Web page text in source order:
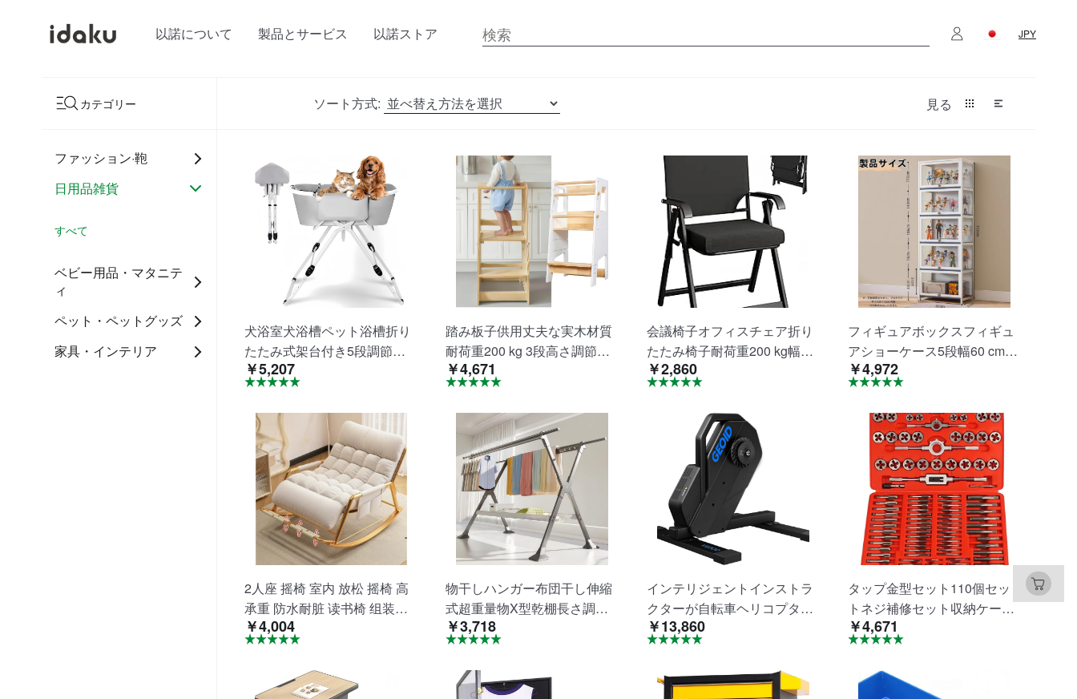
以諾について 製品とサービス 以諾ストア JPY
カテゴリー ソート方式: 見る
ファッション·鞄
日用品雑貨
すべて
ベビー用品・マタニテ
ィ
ペット・ペットグッズ
家具・インテリア
犬浴室犬浴槽ペット浴槽折り
たたみ式架台付き5段調節猫
犬浴槽帯排水プラグ大容量収
納コンパクト携帯型浸漬洗浄
耐摩耗防水室外使用に適して
いる
￥5,207
踏み板子供用丈夫な実木材質
耐荷重200 kg 3段高さ調節可
能はしご子供踏み台子供用補
助台はしごトイレ手洗い手洗
い訓練多機能組立簡単
￥4,671
会議椅子オフィスチェア折り
たたみ椅子耐荷重200 kg幅50
cm×奥行き60 cm×高さ96 cm
メッシュ背もたれ通気性高反
発椅子背もたれアームレスト
人間工学製品オフィス椅子パ
イプ椅子軽便携帯オフィス会
議学習用
￥2,860
フィギュアボックスフィギュ
アショーケース5段幅60 cm透
明アクリル密封防塵設計商品
ショーケース展示棚大容量リ
ビングルームオフィス手作り
工芸品店
￥4,972
2人座 摇椅 室内 放松 摇椅 高
承重 防水耐脏 读书椅 组装简
单 四季适用 粗径碳钢框架 花
园 客厅 卧室 家用 客厅 看电影
用 午睡 居住 透气性好 宽93×
深130×座面高50厘米
￥4,004
物干しハンガー布団干し伸縮
式超重量物X型乾棚長さ調節
可能折りたたみ多機能乾燥ネ
ット付き省スペース屋外室内
耐強風錆びなし
￥3,718
インテリジェントインストラ
クターが自転車ヘリコプター
を1周訓練
￥13,860
タップ金型セット110個セッ
トネジ補修セット収納ケース
付きネジ穴ネジ補正指標カッ
ト高硬度軸受鋼の操作が簡単
￥4,671